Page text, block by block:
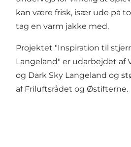
kan være frisk, især ude på
tag en varm jakke med.
Projektet "Inspiration til
Langeland" er udarbejdet af
og Dark Sky Langeland og
af Friluftsrådet og Østifterne.